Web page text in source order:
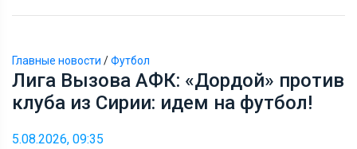
Главные новости /Футбол
Лига Вызова АФК: «Дордой» против
клуба из Сирии: идем на футбол!
5.08.2026, 09:35